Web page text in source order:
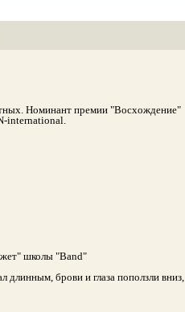
Номинант премии "Восхождение"
international.
школы "Band"
длинным, брови и глаза поползли вниз,